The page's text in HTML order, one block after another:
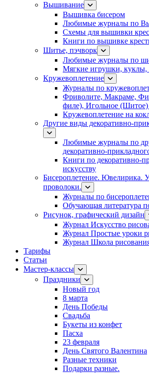
Вышивание
Вышивка бисером
Любимые журналы по
Схемы для вышивки
Книги по вышивке
Шитье, пэчворк
Любимые журналы по
Мягкие игрушки, куклы,
Кружевоплетение
Журналы по
Фриволите, Макраме,
филе), Игольное
Кружевоплетение на
Другие виды декоративно-
Любимые журналы по
декоративно-
Книги по декоративно-
искусству
Бисероплетение. Ювелирика.
проволоки.
Журналы по
Обучающая литература
Рисунок, графический дизайн
Журнал Искусство
Журнал Простые уроки
Журнал Школа
Тарифы
Статьи
Мастер-классы
Праздники
Новый год
8 марта
День Победы
Свадьба
Букеты из конфет
Пасха
23 февраля
День Святого Валентина
Разные техники
Подарки разные.